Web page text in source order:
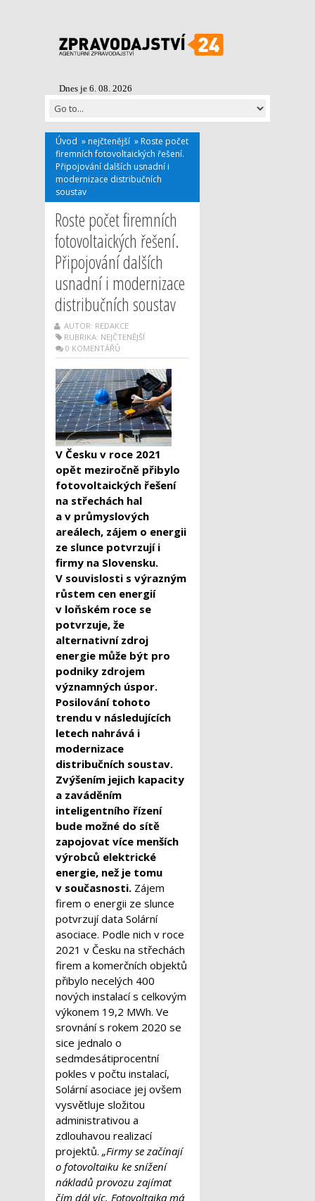
Dnes je 6. 08. 2026
Úvod » nejčtenější » Roste počet
firemních fotovoltaických řešení.
Připojování dalších usnadní i
modernizace distribučních
soustav
Roste počet firemních
fotovoltaických řešení.
Připojování dalších
usnadní i modernizace
distribučních soustav
AUTOR: REDAKCE
RUBRIKA: NEJČTENĚJŠÍ
0 KOMENTÁŘŮ
V Česku v roce 2021
opět meziročně přibylo
fotovoltaických řešení
na střechách hal
a v průmyslových
areálech, zájem o energii
ze slunce potvrzují i
firmy na Slovensku.
V souvislosti s výrazným
růstem cen energií
v loňském roce se
potvrzuje, že
alternativní zdroj
energie může být pro
podniky zdrojem
významných úspor.
Posilování tohoto
trendu v následujících
letech nahrává i
modernizace
distribučních soustav.
Zvýšením jejich kapacity
a zaváděním
inteligentního řízení
bude možné do sítě
zapojovat více menších
výrobců elektrické
energie, než je tomu
v současnosti. Zájem
firem o energii ze slunce
potvrzují data Solární
asociace. Podle nich v roce
2021 v Česku na střechách
firem a komerčních objektů
přibylo necelých 400
nových instalací s celkovým
výkonem 19,2 MWh. Ve
srovnání s rokem 2020 se
sice jednalo o
sedmdesátiprocentní
pokles v počtu instalací,
Solární asociace jej ovšem
vysvětluje složitou
administrativou a
zdlouhavou realizací
projektů. „Firmy se začínají
o fotovoltaiku ke snížení
nákladů provozu zajímat
čím dál víc. Fotovoltaika má